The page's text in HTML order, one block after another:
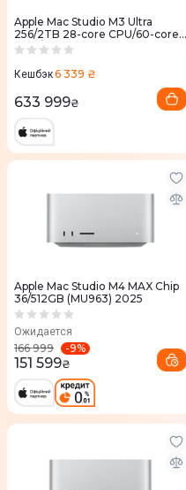
Apple Mac Studio M3 Ultra
256/2TB 28-core CPU/60-core
GPU/32-core Neural Engine
Кешбэк6 339 ₴
633 999₴
Apple Mac Studio M4 MAX Chip
36/512GB (MU963) 2025
Ожидается
166 999 -9%
151 599₴